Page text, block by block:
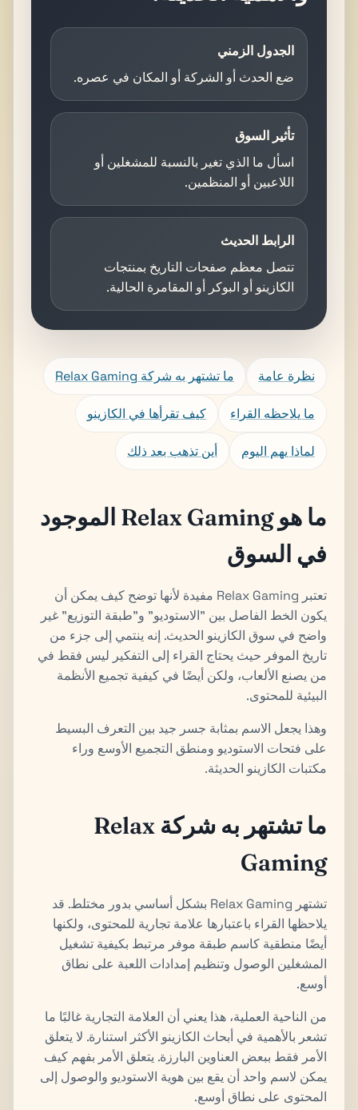
الجدول الزمني
ضع الحدث أو الشركة أو المكان في عصره.
تأثير السوق
اسأل ما الذي تغير بالنسبة للمشغلين أو
اللاعبين أو المنظمين.
الرابط الحديث
تتصل معظم صفحات التاريخ بمنتجات
الكازينو أو البوكر أو المقامرة الحالية.
نظرة عامة ما تشتهر به شركة Relax Gaming
ما يلاحظه القراء كيف تقرأها في الكازينو
لماذا يهم اليوم أين تذهب بعد ذلك
ما هو Relax Gaming الموجود
في السوق
تعتبر Relax Gaming مفيدة لأنها توضح كيف يمكن أن
يكون الخط الفاصل بين "الاستوديو" و"طبقة التوزيع" غير
واضح في سوق الكازينو الحديث. إنه ينتمي إلى جزء من
تاريخ الموفر حيث يحتاج القراء إلى التفكير ليس فقط في
من يصنع الألعاب، ولكن أيضًا في كيفية تجميع الأنظمة
البيئية للمحتوى.
وهذا يجعل الاسم بمثابة جسر جيد بين التعرف البسيط
على فتحات الاستوديو ومنطق التجميع الأوسع وراء
مكتبات الكازينو الحديثة.
ما تشتهر به شركة Relax
Gaming
تشتهر Relax Gaming بشكل أساسي بدور مختلط. قد
يلاحظها القراء باعتبارها علامة تجارية للمحتوى، ولكنها
أيضًا منطقية كاسم طبقة موفر مرتبط بكيفية تشغيل
المشغلين الوصول وتنظيم إمدادات اللعبة على نطاق
أوسع.
من الناحية العملية، هذا يعني أن العلامة التجارية غالبًا ما
تشعر بالأهمية في أبحاث الكازينو الأكثر استنارة. لا يتعلق
الأمر فقط ببعض العناوين البارزة. يتعلق الأمر بفهم كيف
يمكن لاسم واحد أن يقع بين هوية الاستوديو والوصول إلى
المحتوى على نطاق أوسع.